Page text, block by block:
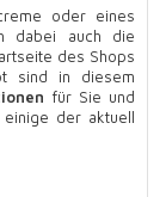
oder eines
dabei auch die
des Shops
sind in diesem
für Sie und
der aktuell